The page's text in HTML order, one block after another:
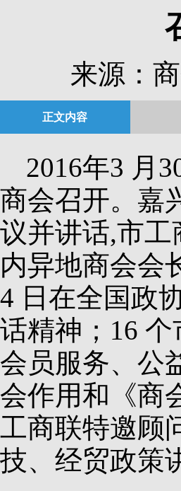
来源：
正文内容
2016年3 月
商会召开。嘉
议并讲话,市工
内异地商会会
4 日在全国政
话精神； 16 个
会员服务、公
会作用和《商
工商联特邀顾
技、经贸政策